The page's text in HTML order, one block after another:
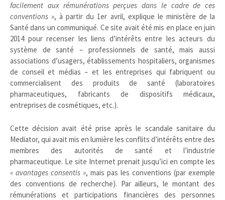
facilement aux rémunérations perçues dans le cadre de ces
conventions », à partir du 1er avril, explique le ministère de la
Santé dans un communiqué. Ce site avait été mis en place en juin
2014 pour recenser les liens d’intérêts entre les acteurs du
système de santé – professionnels de santé, mais aussi
associations d’usagers, établissements hospitaliers, organismes
de conseil et médias – et les entreprises qui fabriquent ou
commercialisent des produits de santé (laboratoires
pharmaceutiques, fabricants de dispositifs médicaux,
entreprises de cosmétiques, etc.).
Cette décision avait été prise après le scandale sanitaire du
Mediator, qui avait mis en lumière les conflits d’intérêts entre des
membres des autorités de santé et l’industrie
pharmaceutique. Le site Internet prenait jusqu’ici en compte les
« avantages consentis », mais pas les conventions (par exemple
des conventions de recherche). Par ailleurs, le montant des
rémunérations et participations financières des personnes